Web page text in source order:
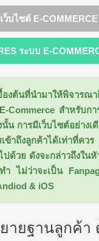
ว็บไซต์ E-COMMERCE
ระบบ E-
องต้นที่นำมาให้พิจารณ
Commerce สำหรับก
น การมีเว็บไซต์อย่างเ
ข้าถึงลูกค้าได้เท่าที่ควร
ด้วย ดังจะกล่าวถึงใน
ำ ไม่ว่าจะเป็น
& iOS
ายฐานลูกค้า